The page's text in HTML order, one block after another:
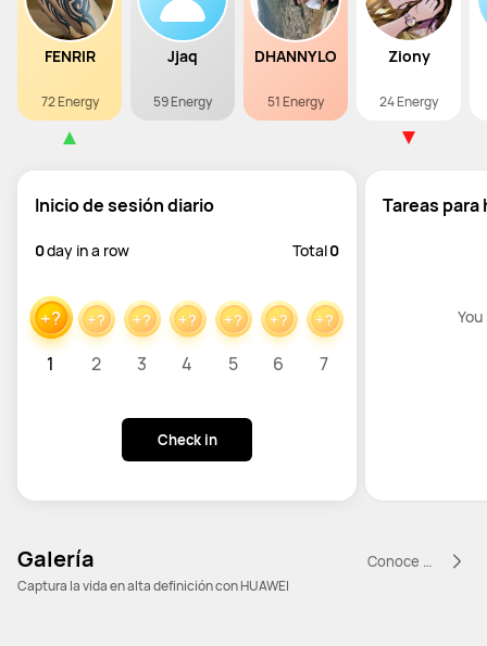
FENRIR
72 Energy
Jjaq
59 Energy
DHANNYLO
51 Energy
Ziony
24 Energy
Inicio de sesión diario
0day in a row Total0
+?
1
+?
2
+?
3
+?
4
+?
5
+?
6
+?
7
Check in
Tareas para
Galería
Captura la vida en alta definición con HUAWEI
Conoce más